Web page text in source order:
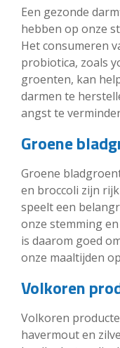
Een gezonde
hebben op onze
Het consumeren
probiotica, zoals
groenten, kan
darmen te
angst te
Groene
Groene
en broccoli zijn
speelt een
onze stemming
is daarom goed
onze maaltijden
Volkoren
Volkoren
havermout en